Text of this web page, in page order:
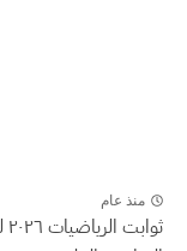
منذ عام